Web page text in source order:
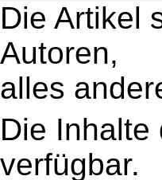
Die Artikel
Autoren,
alles
Die
verfügbar.